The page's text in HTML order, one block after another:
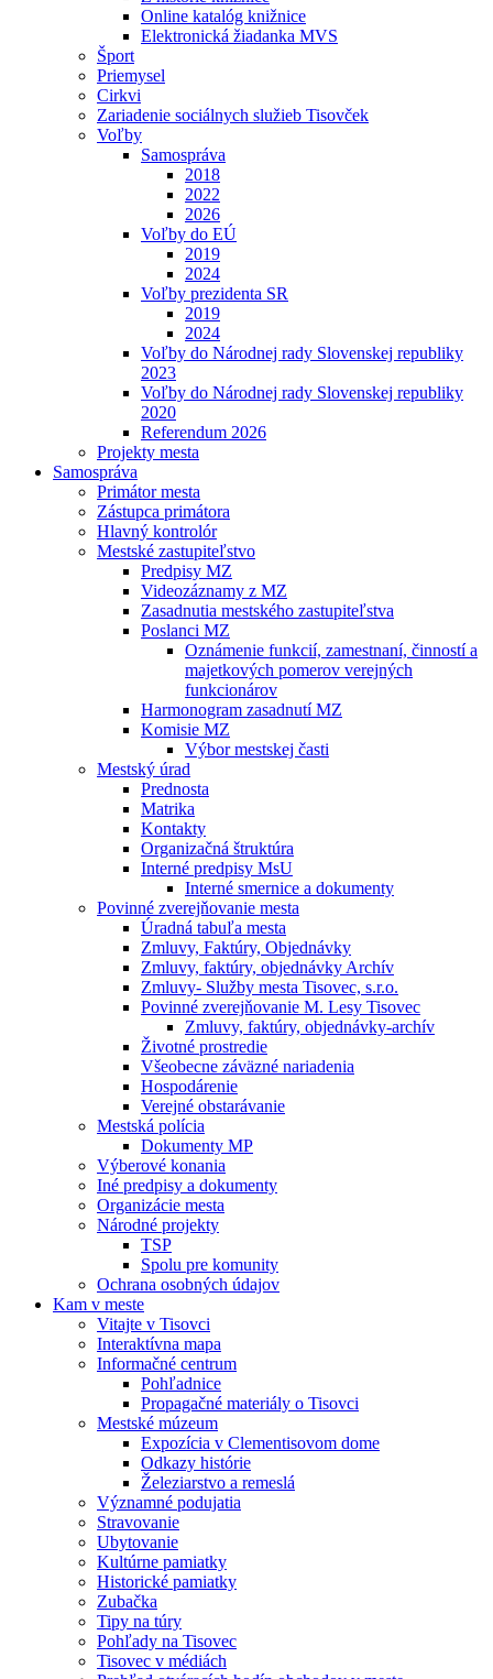
Online katalóg knižnice
Elektronická žiadanka MVS
Šport
Priemysel
Cirkvi
Zariadenie sociálnych služieb Tisovček
Voľby
Samospráva
2018
2022
2026
Voľby do EÚ
2019
2024
Voľby prezidenta SR
2019
2024
Voľby do Národnej rady Slovenskej republiky
2023
Voľby do Národnej rady Slovenskej republiky
2020
Referendum 2026
Projekty mesta
Samospráva
Primátor mesta
Zástupca primátora
Hlavný kontrolór
Mestské zastupiteľstvo
Predpisy MZ
Videozáznamy z MZ
Zasadnutia mestského zastupiteľstva
Poslanci MZ
Oznámenie funkcií, zamestnaní, činností a
majetkových pomerov verejných
funkcionárov
Harmonogram zasadnutí MZ
Komisie MZ
Výbor mestskej časti
Mestský úrad
Prednosta
Matrika
Kontakty
Organizačná štruktúra
Interné predpisy MsU
Interné smernice a dokumenty
Povinné zverejňovanie mesta
Úradná tabuľa mesta
Zmluvy, Faktúry, Objednávky
Zmluvy, faktúry, objednávky Archív
Zmluvy- Služby mesta Tisovec, s.r.o.
Povinné zverejňovanie M. Lesy Tisovec
Zmluvy, faktúry, objednávky-archív
Životné prostredie
Všeobecne záväzné nariadenia
Hospodárenie
Verejné obstarávanie
Mestská polícia
Dokumenty MP
Výberové konania
Iné predpisy a dokumenty
Organizácie mesta
Národné projekty
TSP
Spolu pre komunity
Ochrana osobných údajov
Kam v meste
Vitajte v Tisovci
Interaktívna mapa
Informačné centrum
Pohľadnice
Propagačné materiály o Tisovci
Mestské múzeum
Expozícia v Clementisovom dome
Odkazy histórie
Železiarstvo a remeslá
Významné podujatia
Stravovanie
Ubytovanie
Kultúrne pamiatky
Historické pamiatky
Zubačka
Tipy na túry
Pohľady na Tisovec
Tisovec v médiách